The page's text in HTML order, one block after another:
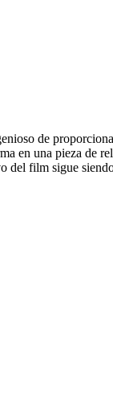
de
en una pieza de
del film sigue